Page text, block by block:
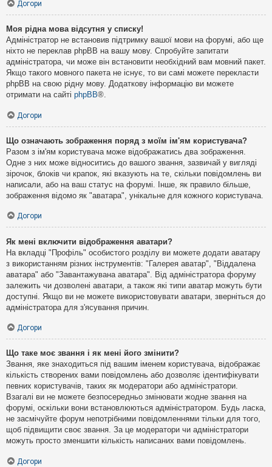
Догори
Моя рідна мова відсутня у списку!
Адміністратор не встановив підтримку вашої мови на форумі, або ще
ніхто не переклав phpBB на вашу мову. Спробуйте запитати
адміністратора, чи може він встановити необхідний вам мовний пакет.
Якщо такого мовного пакета не існує, то ви самі можете перекласти
phpBB на свою рідну мову. Додаткову інформацію ви можете
отримати на сайті phpBB®.
Догори
Що означають зображення поряд з моїм ім'ям користувача?
Разом з ім'ям користувача може відображатись два зображення.
Одне з них може відноситись до вашого звання, зазвичай у вигляді
зірочок, блоків чи крапок, які вказують на те, скільки повідомлень ви
написали, або на ваш статус на форумі. Інше, як правило більше,
зображення відомо як "аватара", унікальне для кожного користувача.
Догори
Як мені включити відображення аватари?
На вкладці "Профіль" особистого розділу ви можете додати аватару
з використанням різних інструментів: "Галерея аватар", "Віддалена
аватара" або "Завантажувана аватара". Від адміністратора форуму
залежить чи дозволені аватари, а також які типи аватар можуть бути
доступні. Якщо ви не можете використовувати аватари, зверніться до
адміністратора для з'ясування причин.
Догори
Що таке моє звання і як мені його змінити?
Звання, яке знаходиться під вашим іменем користувача, відображає
кількість створених вами повідомлень або дозволяє ідентифікувати
певних користувачів, таких як модератори або адміністратори.
Взагалі ви не можете безпосередньо змінювати жодне звання на
форумі, оскільки вони встановлюються адміністратором. Будь ласка,
не засмічуйте форум непотрібними повідомленнями тільки для того,
щоб підвищити своє звання. За це модератори чи адміністратори
можуть просто зменшити кількість написаних вами повідомлень.
Догори